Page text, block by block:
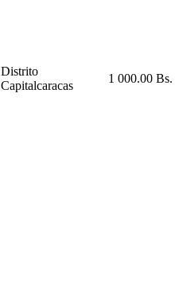
Distrito
Capitalcaracas
1 000.00 Bs.